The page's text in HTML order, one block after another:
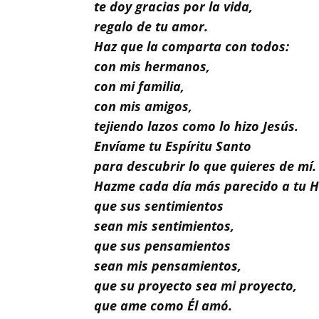
te doy gracias por la vida,
regalo de tu amor.
Haz que la comparta con todos:
con mis hermanos,
con mi familia,
con mis amigos,
tejiendo lazos como lo hizo Jesús.
Envíame tu Espíritu Santo
para descubrir lo que quieres de mí.
Hazme cada día más parecido a tu
que sus sentimientos
sean mis sentimientos,
que sus pensamientos
sean mis pensamientos,
que su proyecto sea mi proyecto,
que ame como Él amó.